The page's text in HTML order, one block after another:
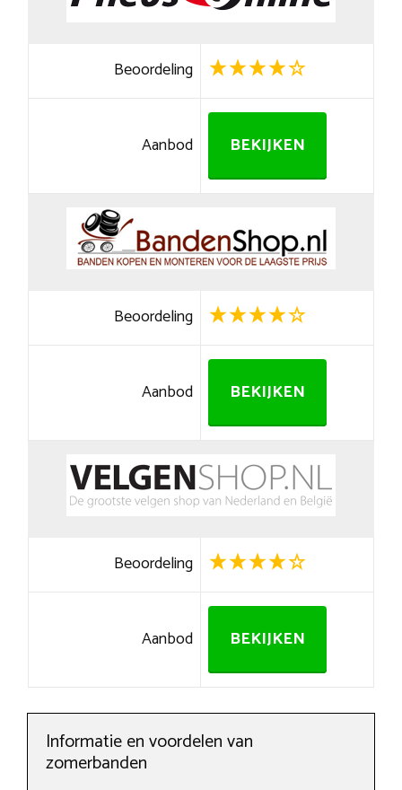
Beoordeling
Aanbod BEKIJKEN
Beoordeling
Aanbod BEKIJKEN
Beoordeling
Aanbod BEKIJKEN
Informatie en voordelen van
zomerbanden